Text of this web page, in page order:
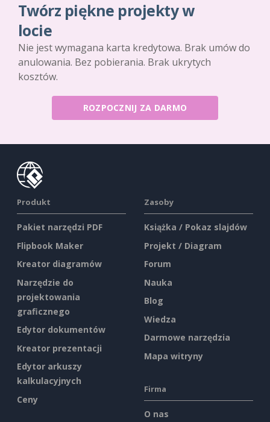
Twórz piękne projekty w
locie
Nie jest wymagana karta kredytowa. Brak umów do
anulowania. Bez pobierania. Brak ukrytych
kosztów.
ROZPOCZNIJ ZA DARMO
Produkt
Pakiet narzędzi PDF
Flipbook Maker
Kreator diagramów
Narzędzie do
projektowania
graficznego
Edytor dokumentów
Kreator prezentacji
Edytor arkuszy
kalkulacyjnych
Ceny
Zasoby
Książka / Pokaz slajdów
Projekt / Diagram
Forum
Nauka
Blog
Wiedza
Darmowe narzędzia
Mapa witryny
Firma
O nas